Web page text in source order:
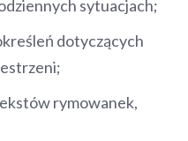
sytuacjach;
dotyczących
rymowanek,